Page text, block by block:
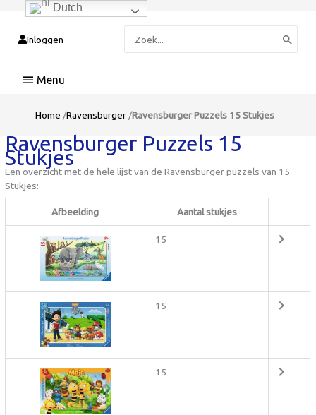
Inloggen
naar:
Hoofdmenu
Home /Ravensburger /Ravensburger Puzzels 15 Stukjes
Ravensburger Puzzels 15
Stukjes
Een overzicht met de hele lijst van de Ravensburger puzzels van 15
Stukjes:
Afbeelding Aantal stukjes
15
15
15
Dutch